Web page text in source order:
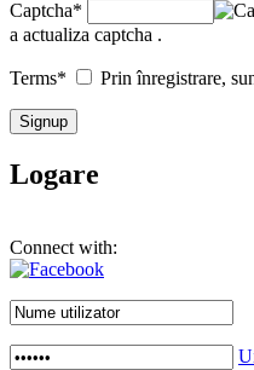
Captcha*
a actualiza captcha .
Terms* Prin înregistrare,
Logare
Connect with: